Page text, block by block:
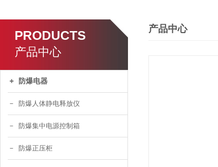
PRODUCTS
产品中心
防爆电器
防爆人体静电释放仪
防爆集中电源控制箱
防爆正压柜
产品中心